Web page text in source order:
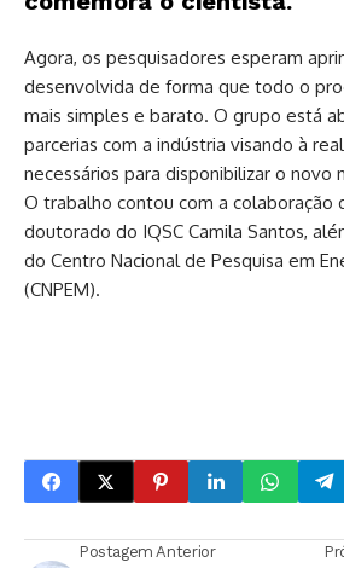
Agora, os pesquisadores esperam
desenvolvida de forma que todo o
mais simples e barato. O grupo está
parcerias com a indústria visando à
necessários para disponibilizar o novo
O trabalho contou com a colaboração
doutorado do IQSC Camila Santos,
do Centro Nacional de Pesquisa em
(CNPEM).
Postagem Anterior